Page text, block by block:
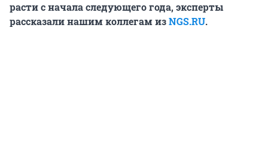
расти с начала следующего года, эксперты
рассказали нашим коллегам изNGS.RU.